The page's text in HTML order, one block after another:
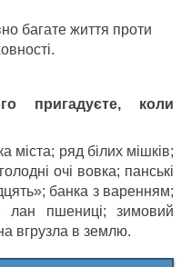
багате життя проти
пригадуєте, коли
міста; ряд білих мішків;
очі вовка; панські
банка з варенням;
лан пшениці; зимовий
вгрузла в землю.